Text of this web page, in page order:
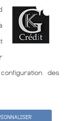
Meilleur Taux
fonction des
des